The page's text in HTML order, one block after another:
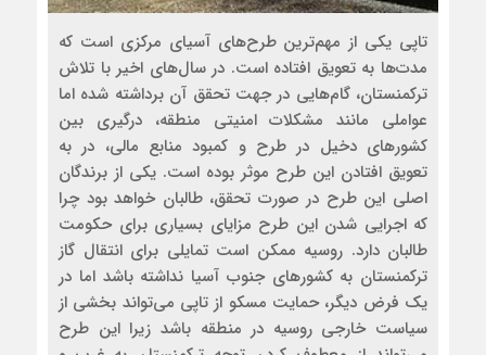
تاپی یکی از مهم‌ترین طرح‌های آسیای مرکزی است که
مدت‌ها به تعویق افتاده است. در سال‌های اخیر با تلاش
ترکمنستان، گام‌هایی در جهت تحقق آن برداشته شده اما
عواملی مانند مشکلات امنیتی منطقه، درگیری بین
کشورهای دخیل در طرح و کمبود منابع مالی، در به
تعویق افتادن این طرح موثر بوده است. یکی از برندگان
اصلی این طرح در صورت تحقق، طالبان خواهد بود چرا
که اجرایی شدن این طرح مزایای بسیاری برای حکومت
طالبان دارد. روسیه ممکن است تمایلی برای انتقال گاز
ترکمنستان به کشورهای جنوب آسیا نداشته باشد اما در
یک فرض دیگر، حمایت مسکو از تاپی می‌تواند بخشی از
سیاست خارجی روسیه در منطقه باشد زیرا این طرح